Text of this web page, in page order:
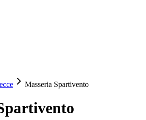
Masseria Spartivento